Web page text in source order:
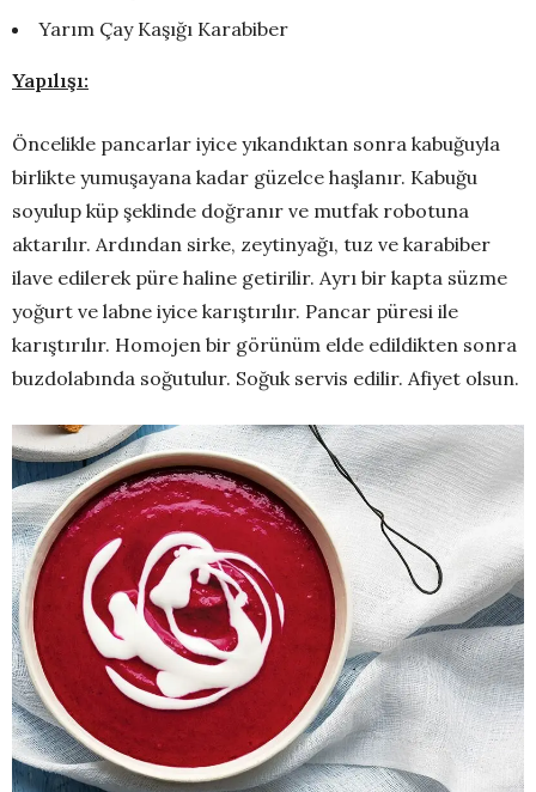
Yarım Çay Kaşığı Karabiber
Yapılışı:
Öncelikle pancarlar iyice yıkandıktan sonra kabuğuyla
birlikte yumuşayana kadar güzelce haşlanır. Kabuğu
soyulup küp şeklinde doğranır ve mutfak robotuna
aktarılır. Ardından sirke, zeytinyağı, tuz ve karabiber
ilave edilerek püre haline getirilir. Ayrı bir kapta süzme
yoğurt ve labne iyice karıştırılır. Pancar püresi ile
karıştırılır. Homojen bir görünüm elde edildikten sonra
buzdolabında soğutulur. Soğuk servis edilir. Afiyet olsun.